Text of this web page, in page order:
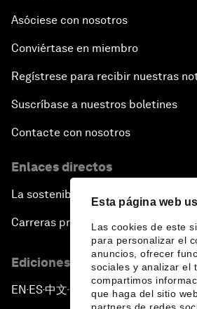
Esta página web
Las cookies de este
para personalizar el
anuncios, ofrecer
sociales y analizar el
compartimos
que haga del sitio
Asóciese con nosotros
Conviértase en miembro
Regístrese para recibir nuestras
Suscríbase a nuestros boletines
Contacte con nosotros
Enlaces directos
La sostenibilidad en el Foro
Carreras profesionales
Ediciones en otros idiomas
EN ▪ ES▪中文▪ 日本語